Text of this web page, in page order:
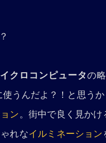
クロコンピュータの
うんだよ？！と思う
ン。街中で良く見かけ
れなイルミネーション